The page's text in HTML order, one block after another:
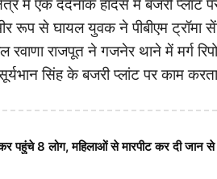
में एक दर्दनाक हादसे में बजरी प्लांट
से घायल युवक ने पीबीएम ट्रॉमा
रवाणा राजपूत ने गजनेर थाने में मर्ग
सिंह के बजरी प्लांट पर काम
पहुंचे 8 लोग, महिलाओं से मारपीट कर दी जान से